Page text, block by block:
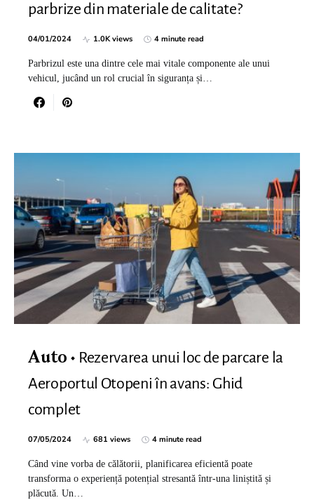
parbrize din materiale de calitate?
04/01/2024 1.0K views 4 minute read
Parbrizul este una dintre cele mai vitale componente ale unui
vehicul, jucând un rol crucial în siguranța și…
Auto
Rezervarea unui loc de parcare la
Aeroportul Otopeni în avans: Ghid
complet
07/05/2024 681 views 4 minute read
Când vine vorba de călătorii, planificarea eficientă poate
transforma o experiență potențial stresantă într-una liniștită și
plăcută. Un…